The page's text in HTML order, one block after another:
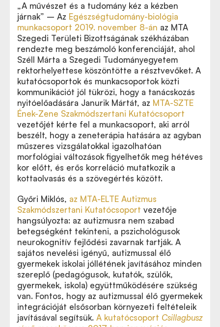
„A művészet és a tudomány kéz a kézben
járnak” – Az Egészségtudomány-biológia
munkacsoport 2019. november 8-án az MTA
Szegedi Területi Bizottságának székházában
rendezte meg beszámoló konferenciáját, ahol
Széll Márta a Szegedi Tudományegyetem
rektorhelyettese köszöntötte a résztvevőket. A
kutatócsoportok és munkacsoportok közti
kommunikációt jól tükrözi, hogy a tanácskozás
nyitóelőadására Janurik Mártát, az MTA-SZTE
Ének-Zene Szakmódszertani Kutatócsoport
vezetőjét kérte fel a munkacsoport, aki arról
beszélt, hogy a zeneterápia hatására az agyban
műszeres vizsgálatokkal igazolhatóan
morfológiai változások figyelhetők meg hétéves
kor előtt, és erős korreláció mutatkozik a
kottaolvasás és a szövegértés között.
Győri Miklós, az MTA-ELTE Autizmus
Szakmódszertani Kutatócsoport vezetője
hangsúlyozta: az autizmusra nem szabad
betegségként tekinteni, a pszichológusok
neurokognitív fejlődési zavarnak tartják. A
sajátos nevelési igényű, autizmussal élő
gyermekek iskolai jóllétének javításához minden
szereplő (pedagógusok, kutatók, szülők,
gyermekek, iskola) együttműködésére szükség
van. Fontos, hogy az autizmussal élő gyermekek
integrációját elsősorban környezeti feltételeik
javításával segítsük. A kutatócsoport Csillagbusz